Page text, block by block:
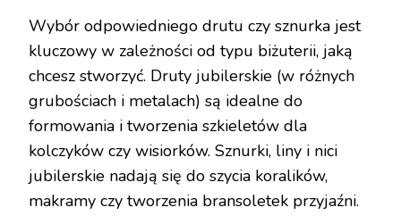
Wybór odpowiedniego drutu czy sznurka jest
kluczowy w zależności od typu biżuterii, jaką
chcesz stworzyć. Druty jubilerskie (w różnych
grubościach i metalach) są idealne do
formowania i tworzenia szkieletów dla
kolczyków czy wisiorków. Sznurki, liny i nici
jubilerskie nadają się do szycia koralików,
makramy czy tworzenia bransoletek przyjaźni.